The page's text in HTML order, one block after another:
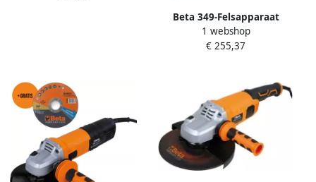
Beta 349-Felsapparaat
Boormachine Aansluiting
003490001
1 webshop
€ 255,37